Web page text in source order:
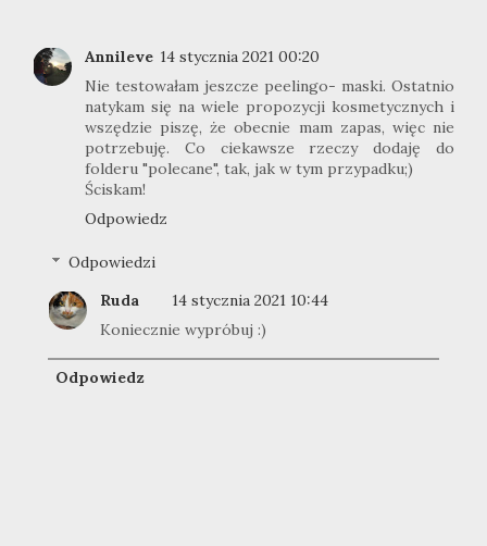
Annileve 14 stycznia 2021 00:20
Nie testowałam jeszcze peelingo- maski. Ostatnio
natykam się na wiele propozycji kosmetycznych i
wszędzie piszę, że obecnie mam zapas, więc nie
potrzebuję. Co ciekawsze rzeczy dodaję do
folderu "polecane", tak, jak w tym przypadku;)
Ściskam!
Odpowiedz
Odpowiedzi
Ruda
14 stycznia 2021 10:44
Koniecznie wypróbuj :)
Odpowiedz